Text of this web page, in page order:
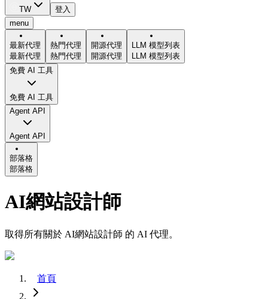
TW
登入
menu
最新代理
最新代理
熱門代理
熱門代理
開源代理
開源代理
LLM 模型列表
LLM 模型列表
免費 AI 工具
免費 AI 工具
Agent API
Agent API
部落格
部落格
AI網站設計師
取得所有關於 AI網站設計師 的 AI 代理。
首頁